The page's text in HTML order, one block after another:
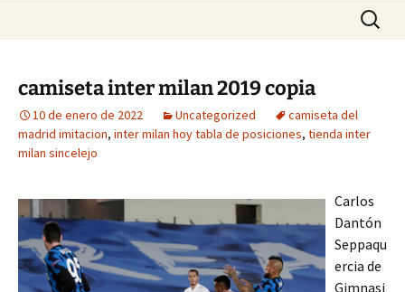
Buscar:
camiseta inter milan 2019 copia
10 de enero de 2022 Uncategorized
camiseta del
madrid imitacion, inter milan hoy tabla de posiciones, tienda inter
milan sincelejo
Carlos
Dantón
Seppaqu
ercia de
Gimnasi